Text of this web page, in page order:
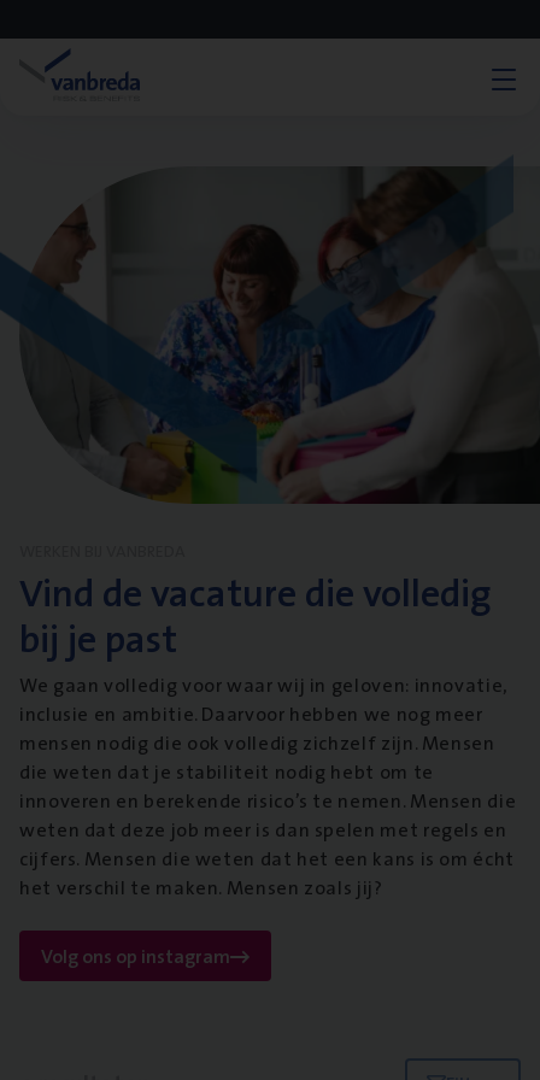
Vind de vacature die volledig
bij je past
We gaan volledig voor waar wij in geloven: innovatie,
inclusie en ambitie. Daarvoor hebben we nog meer
mensen nodig die ook volledig zichzelf zijn. Mensen
die weten dat je stabiliteit nodig hebt om te
innoveren en berekende risico’s te nemen. Mensen die
weten dat deze job meer is dan spelen met regels en
cijfers. Mensen die weten dat het een kans is om écht
het verschil te maken. Mensen zoals jij?
Volg ons op instagram